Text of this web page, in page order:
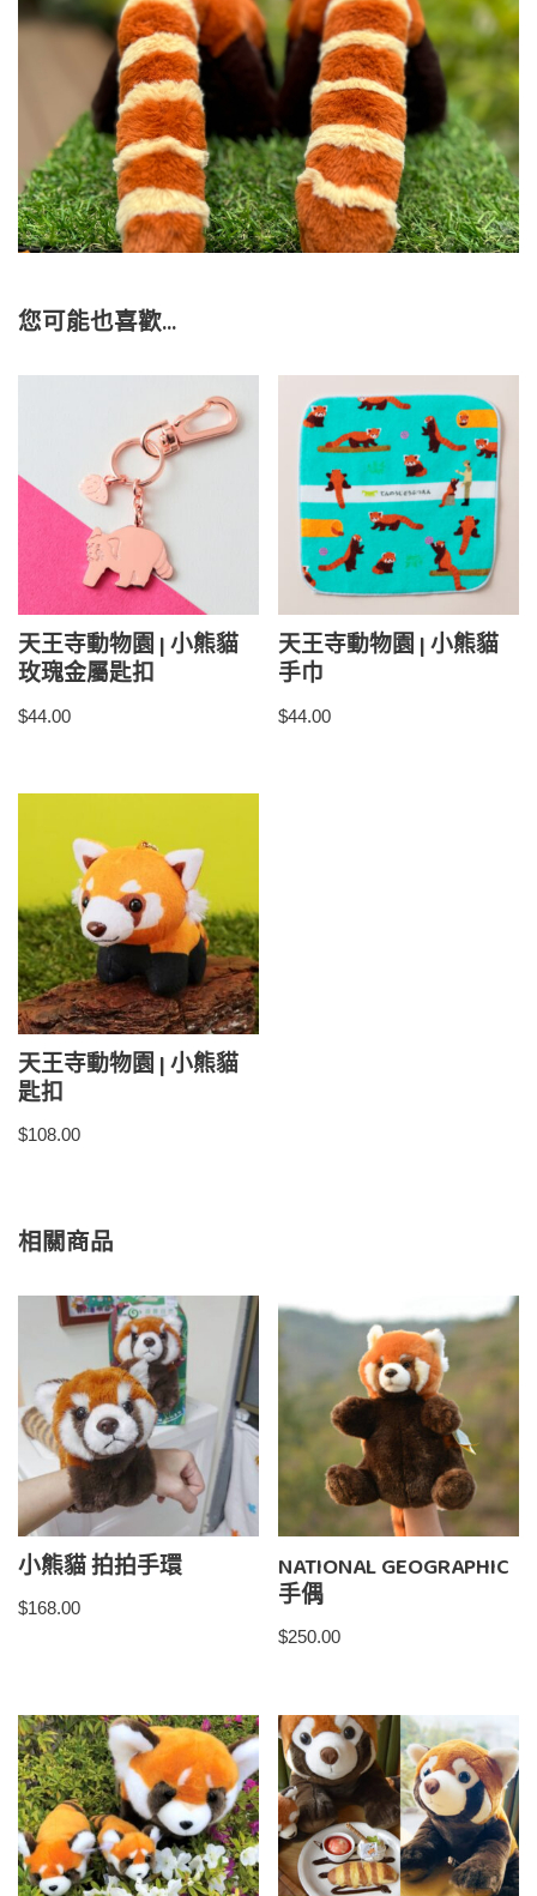
您可能也喜歡…
天王寺動物園 | 小熊貓
玫瑰金屬匙扣
$44.00
天王寺動物園 | 小熊貓
手巾
$44.00
天王寺動物園 | 小熊貓
匙扣
$108.00
相關商品
小熊貓 拍拍手環
$168.00
NATIONAL GEOGRAPHIC
手偶
$250.00